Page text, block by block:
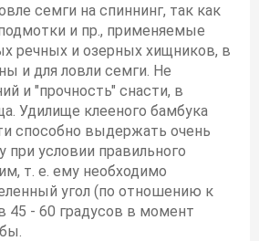
семги на спиннинг, так как
и пр., применяемые
речных и озерных хищников, в
и для ловли семги. Не
и "прочность" снасти, в
Удилище клееного бамбука
способно выдержать очень
при условии правильного
т. е. ему необходимо
угол (по отношению к
45 - 60 градусов в момент